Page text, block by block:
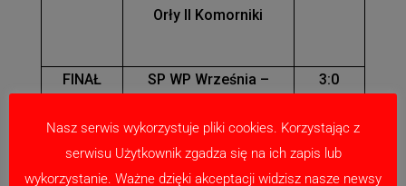
Orły II Komorniki
FINAŁ
SP WP Września –
3:0
Nasz serwis wykorzystuje pliki cookies. Korzystając z
serwisu Użytkownik zgadza się na ich zapis lub
wykorzystanie. Ważne dzięki akceptacji widzisz nasze newsy